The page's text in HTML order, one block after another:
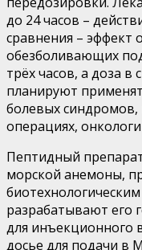
до 24 часов –
сравнения – эффект
обезболивающих
трёх часов, а доза в
планируют
болевых синдромов,
операциях,
Пептидный
морской анемоны,
разрабатывают его
для инъекционного
досье для подачи в